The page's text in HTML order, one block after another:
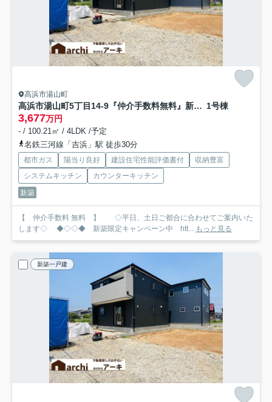
高浜市湯山町
高浜市湯山町5丁目14-9『仲介手数料無料』新築一戸建て・建売 1号棟
3,677万円
- / 100.21㎡ / 4LDK /予定
名鉄三河線「吉浜」駅 徒歩30分
都市ガス 陽当り良好 建設住宅性能評価書付
収納豊富
システムキッチン
カウンターキッチン
新築
【 仲介手数料 無料 】 ◇平日、土日ご都合に合わせてご案内いた
します◇ ◆◇◇◆ 新築限定キャンペーン中 htt... もっと見る
新築一戸建